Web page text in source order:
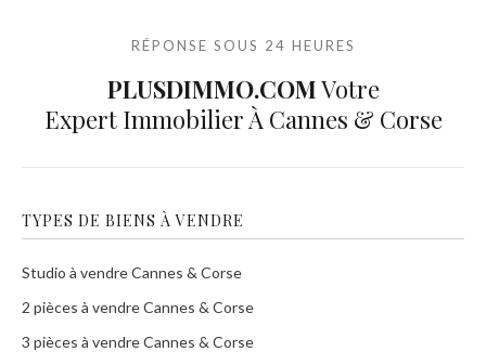
RÉPONSE SOUS 24 HEURES
PLUSDIMMO.COMVotre
Expert Immobilier À Cannes & Corse
TYPES DE BIENS À VENDRE
Studio à vendre Cannes & Corse
2 pièces à vendre Cannes & Corse
3 pièces à vendre Cannes & Corse